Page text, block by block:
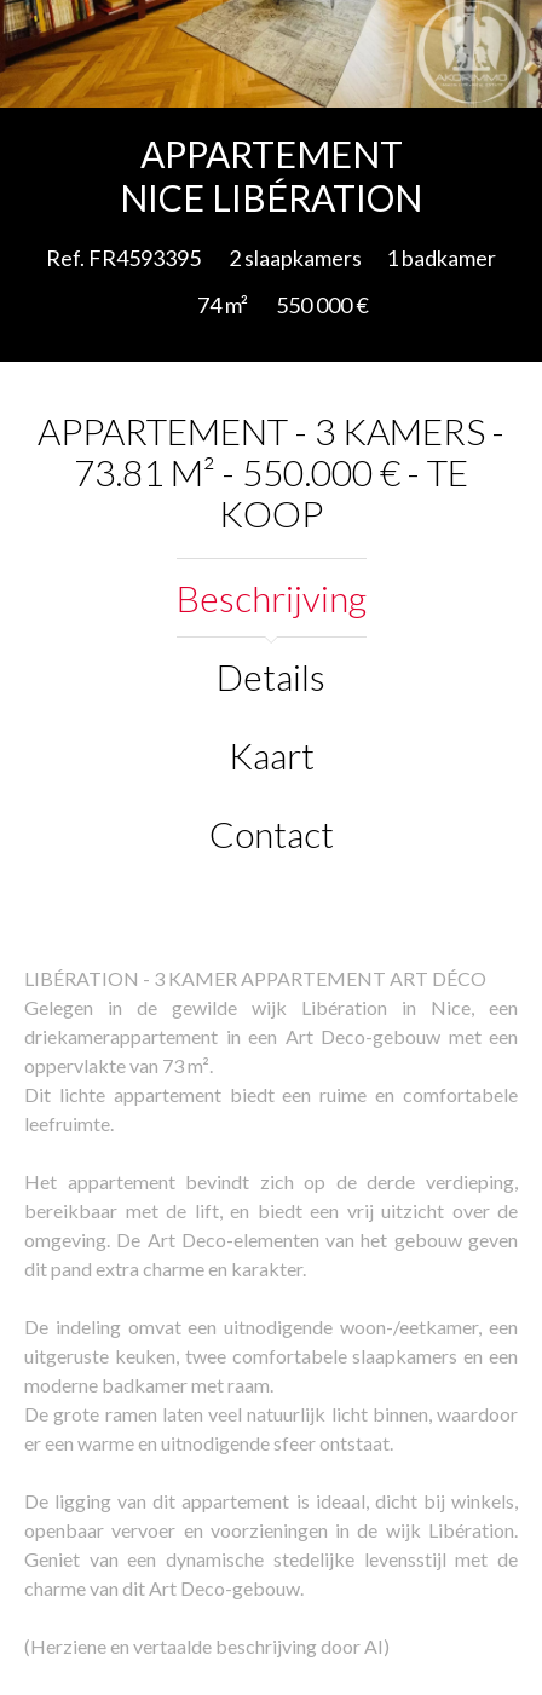
APPARTEMENT
NICE LIBÉRATION
Ref. FR4593395 2 slaapkamers
1 badkamer
74 m²
550 000 €
APPARTEMENT - 3 KAMERS -
73.81 M² - 550.000 € - TE
KOOP
Beschrijving
Details
Kaart
Contact
LIBÉRATION - 3 KAMER APPARTEMENT ART DÉCO
Gelegen in de gewilde wijk Libération in Nice, een
driekamerappartement in een Art Deco-gebouw met een
oppervlakte van 73 m².
Dit lichte appartement biedt een ruime en comfortabele
leefruimte.
Het appartement bevindt zich op de derde verdieping,
bereikbaar met de lift, en biedt een vrij uitzicht over de
omgeving. De Art Deco-elementen van het gebouw geven
dit pand extra charme en karakter.
De indeling omvat een uitnodigende woon-/eetkamer, een
uitgeruste keuken, twee comfortabele slaapkamers en een
moderne badkamer met raam.
De grote ramen laten veel natuurlijk licht binnen, waardoor
er een warme en uitnodigende sfeer ontstaat.
De ligging van dit appartement is ideaal, dicht bij winkels,
openbaar vervoer en voorzieningen in de wijk Libération.
Geniet van een dynamische stedelijke levensstijl met de
charme van dit Art Deco-gebouw.
(Herziene en vertaalde beschrijving door AI)